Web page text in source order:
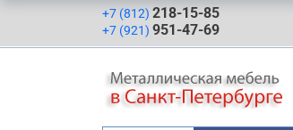
+7 (812) 218-15-85
+7 (921) 951-47-69